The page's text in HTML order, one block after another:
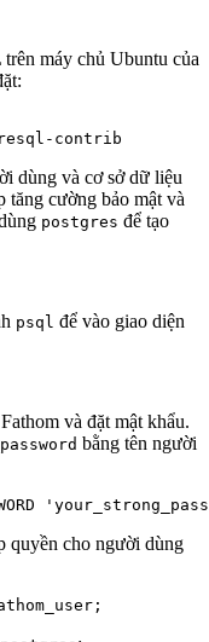
máy chủ Ubuntu của
dùng và cơ sở dữ liệu
cường bảo mật và
postgres để tạo
psql để vào giao diện
và đặt mật khẩu.
bằng tên người
quyền cho người dùng